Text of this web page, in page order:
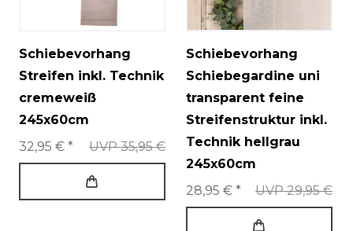
Schiebevorhang
Streifen inkl. Technik
cremeweiß
245x60cm
UVP 35,95 €
32,95 € *
Schiebevorhang
Schiebegardine uni
transparent feine
Streifenstruktur inkl.
Technik hellgrau
245x60cm
UVP 29,95 €
28,95 € *